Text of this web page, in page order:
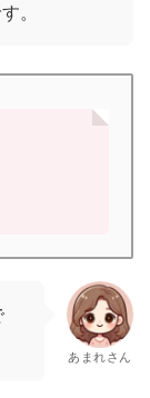
。
あまれさん